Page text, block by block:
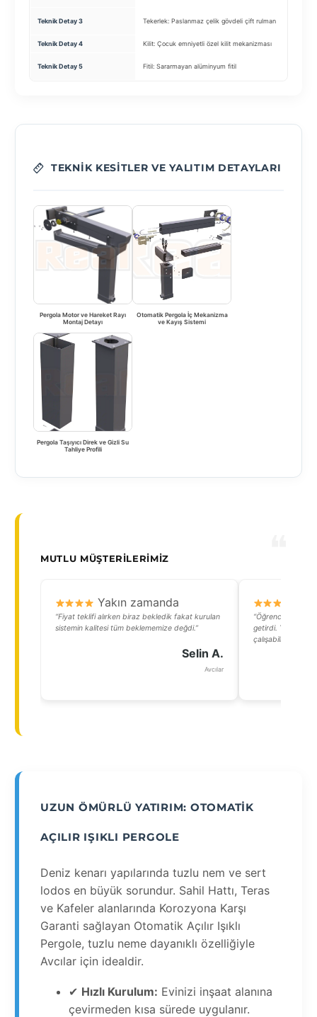
Teknik Detay 3 Tekerlek: Paslanmaz çelik gövdeli çift rulman
Teknik Detay 4 Kilit: Çocuk emniyetli özel kilit mekanizması
Teknik Detay 5 Fitil: Sararmayan alüminyum fitil
TEKNIK KESITLER VE YALITIM DETAYLARI
Pergola Motor ve Hareket Rayı
Montaj Detayı
Otomatik Pergola İç Mekanizma
ve Kayış Sistemi
Pergola Taşıyıcı Direk ve Gizli Su
Tahliye Profili
MUTLU MÜŞTERILERIMIZ
Yakın zamanda
“Fiyat teklifi alırken biraz bekledik fakat kurulan
sistemin kalitesi tüm beklememize değdi.”
Selin A.
Avcılar
“Öğrenci
getirdi.
çalışabiliyorlar,
UZUN ÖMÜRLÜ YATIRIM: OTOMATIK
AÇILIR IŞIKLI PERGOLE
Deniz kenarı yapılarında tuzlu nem ve sert
lodos en büyük sorundur. Sahil Hattı, Teras
ve Kafeler alanlarında Korozyona Karşı
Garanti sağlayan Otomatik Açılır Işıklı
Pergole, tuzlu neme dayanıklı özelliğiyle
Avcılar için idealdir.
✔ Hızlı Kurulum: Evinizi inşaat alanına
çevirmeden kısa sürede uygulanır.